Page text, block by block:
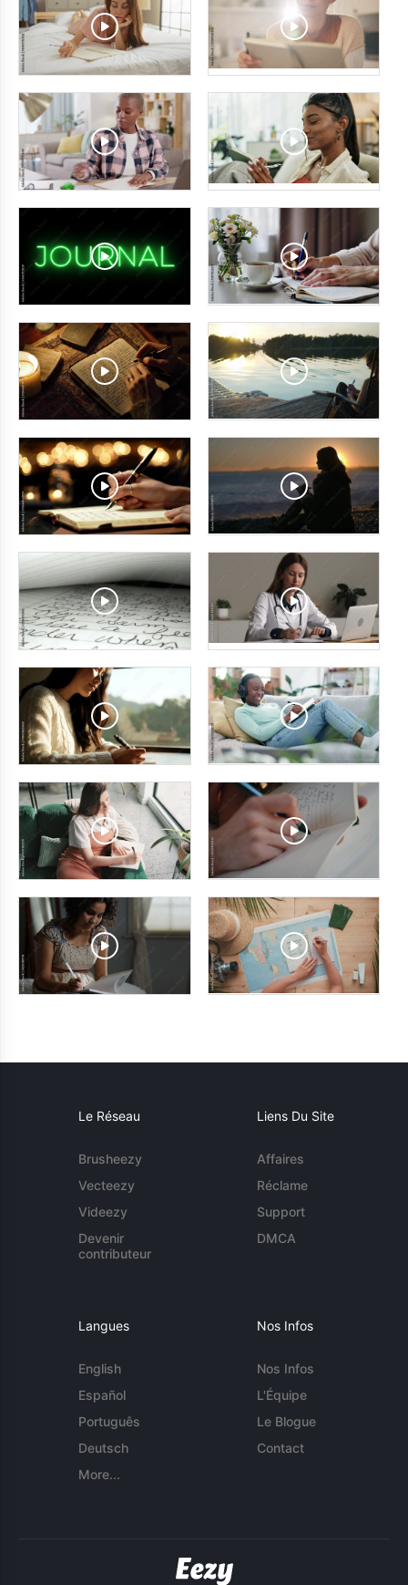
Le Réseau
Brusheezy
Vecteezy
Videezy
Devenir
contributeur
Liens Du Site
Affaires
Réclame
Support
DMCA
Langues
English
Español
Português
Deutsch
More...
Nos Infos
Nos Infos
L'Équipe
Le Blogue
Contact